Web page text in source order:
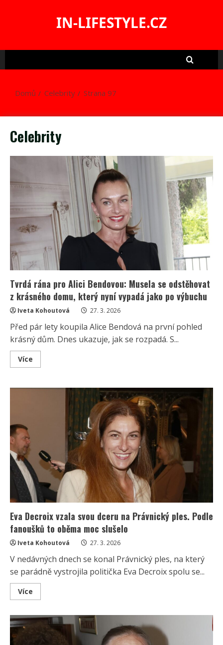
IN-LIFESTYLE.CZ
Domů Celebrity Strana 97
Celebrity
Tvrdá rána pro Alici Bendovou: Musela se odstěhovat
z krásného domu, který nyní vypadá jako po výbuchu
Iveta Kohoutová 27. 3. 2026
Před pár lety koupila Alice Bendová na první pohled
krásný dům. Dnes ukazuje, jak se rozpadá. S...
Více
more
rána
odstěhovat
domu,
který
nyní
vypadá
jako
po
výbuchu
Eva Decroix vzala svou dceru na Právnický ples. Podle
fanoušků to oběma moc slušelo
Iveta Kohoutová 27. 3. 2026
V nedávných dnech se konal Právnický ples, na který
se parádně vystrojila politička Eva Decroix spolu se...
Více
more
Decroix
vzala
svou
dceru